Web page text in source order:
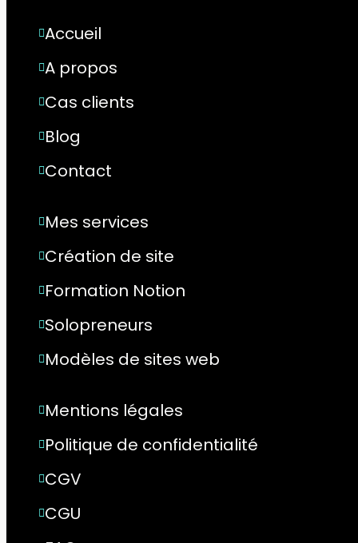
Accueil
A propos
Cas clients
Blog
Contact
Mes services
Création de site
Formation Notion
Solopreneurs
Modèles de sites web
Mentions légales
Politique de confidentialité
CGV
CGU